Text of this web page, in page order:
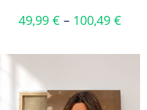
49,99 € – 100,49 €